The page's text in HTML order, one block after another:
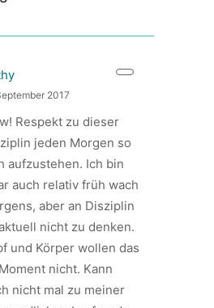
2017
Respekt zu dieser
jeden Morgen so
aufzustehen. Ich bin
auch relativ früh wach
aber an Disziplin
nicht zu denken.
und Körper wollen das
nicht. Kann
nicht mal zu meiner